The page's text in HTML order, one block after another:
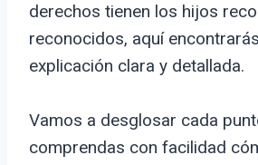
derechos tienen los hijos
reconocidos, aquí
explicación clara y detallada.
Vamos a desglosar cada
comprendas con facilidad